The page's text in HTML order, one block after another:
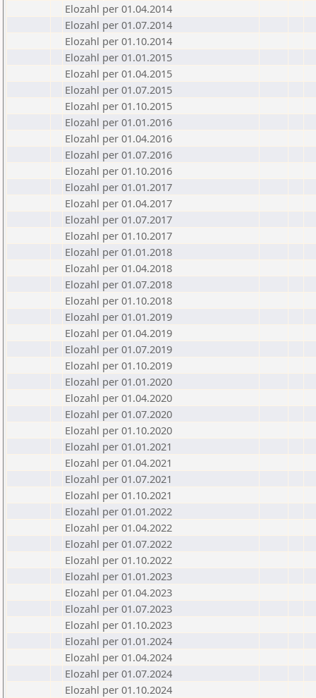
Elozahl per 01.04.2014
Elozahl per 01.07.2014
Elozahl per 01.10.2014
Elozahl per 01.01.2015
Elozahl per 01.04.2015
Elozahl per 01.07.2015
Elozahl per 01.10.2015
Elozahl per 01.01.2016
Elozahl per 01.04.2016
Elozahl per 01.07.2016
Elozahl per 01.10.2016
Elozahl per 01.01.2017
Elozahl per 01.04.2017
Elozahl per 01.07.2017
Elozahl per 01.10.2017
Elozahl per 01.01.2018
Elozahl per 01.04.2018
Elozahl per 01.07.2018
Elozahl per 01.10.2018
Elozahl per 01.01.2019
Elozahl per 01.04.2019
Elozahl per 01.07.2019
Elozahl per 01.10.2019
Elozahl per 01.01.2020
Elozahl per 01.04.2020
Elozahl per 01.07.2020
Elozahl per 01.10.2020
Elozahl per 01.01.2021
Elozahl per 01.04.2021
Elozahl per 01.07.2021
Elozahl per 01.10.2021
Elozahl per 01.01.2022
Elozahl per 01.04.2022
Elozahl per 01.07.2022
Elozahl per 01.10.2022
Elozahl per 01.01.2023
Elozahl per 01.04.2023
Elozahl per 01.07.2023
Elozahl per 01.10.2023
Elozahl per 01.01.2024
Elozahl per 01.04.2024
Elozahl per 01.07.2024
Elozahl per 01.10.2024